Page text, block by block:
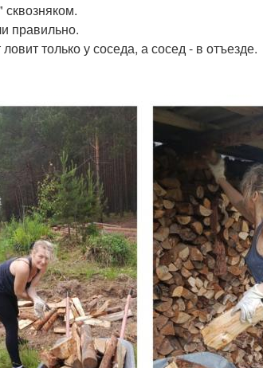
правильно.
только у соседа, а сосед - в отъезде.